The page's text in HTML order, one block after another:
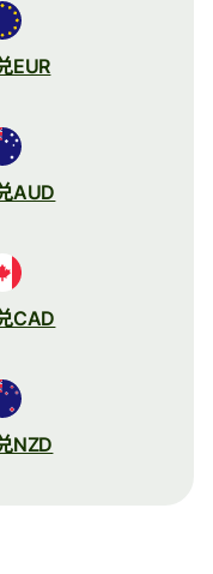
EUR
AUD
CAD
NZD